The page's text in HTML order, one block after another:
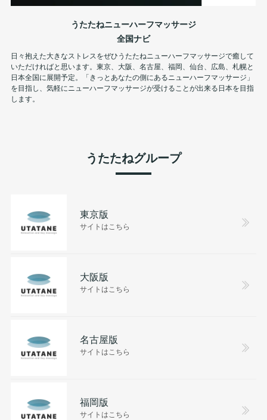
うたたねニューハーフマッサージ
全国ナビ
日々抱えた大きなストレスをぜひうたたねニューハーフマッサージで癒して
いただければと思います。東京、大阪、名古屋、福岡、仙台、広島、札幌と
日本全国に展開予定。「きっとあなたの側にあるニューハーフマッサージ」
を目指し、気軽にニューハーフマッサージが受けることが出来る日本を目指
します。
うたたねグループ
東京版
サイトはこちら
大阪版
サイトはこちら
名古屋版
サイトはこちら
福岡版
サイトはこちら